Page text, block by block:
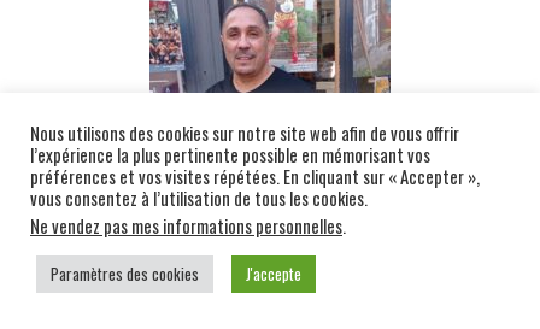
Omar Benamar
Nous utilisons des cookies sur notre site web afin de vous offrir
l’expérience la plus pertinente possible en mémorisant vos
préférences et vos visites répétées. En cliquant sur « Accepter »,
vous consentez à l’utilisation de tous les cookies.
Ne vendez pas mes informations personnelles.
Paramètres des cookies J'accepte